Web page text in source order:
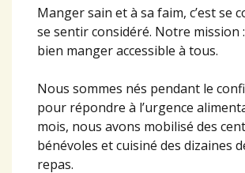
Manger sain et à sa faim, c’est se
se sentir considéré. Notre mission
bien manger accessible à tous.
Nous sommes nés pendant le
pour répondre à l’urgence
mois, nous avons mobilisé des
bénévoles et cuisiné des dizaines
repas.